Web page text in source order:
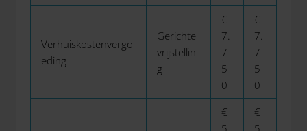
Verhuiskostenvergo
eding
Gerichte
vrijstellin
g
€
7.
7
5
0
€
7.
7
5
0
€
5
€
5